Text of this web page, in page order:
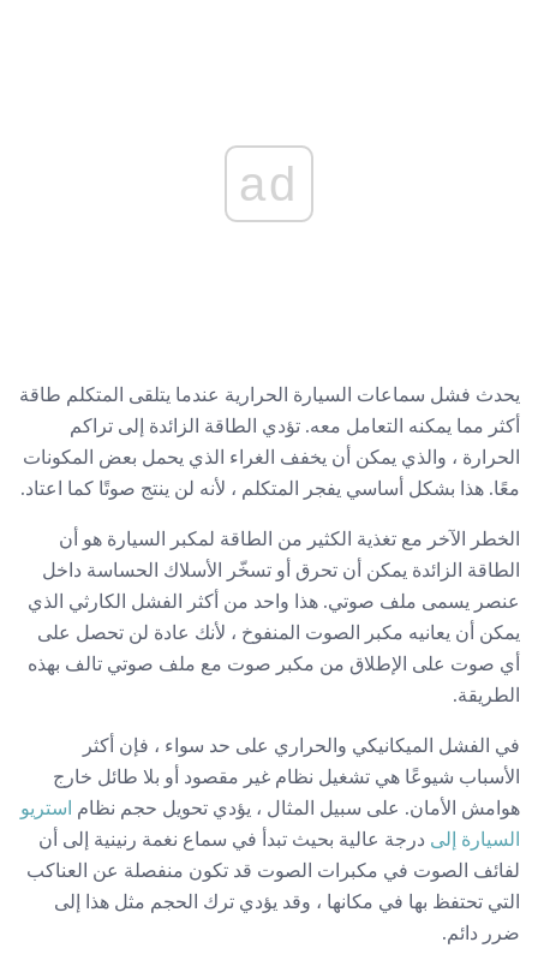
ad
يحدث فشل سماعات السيارة الحرارية عندما يتلقى المتكلم طاقة
أكثر مما يمكنه التعامل معه. تؤدي الطاقة الزائدة إلى تراكم
الحرارة ، والذي يمكن أن يخفف الغراء الذي يحمل بعض المكونات
معًا. هذا بشكل أساسي يفجر المتكلم ، لأنه لن ينتج صوتًا كما اعتاد.
الخطر الآخر مع تغذية الكثير من الطاقة لمكبر السيارة هو أن
الطاقة الزائدة يمكن أن تحرق أو تسخّر الأسلاك الحساسة داخل
عنصر يسمى ملف صوتي. هذا واحد من أكثر الفشل الكارثي الذي
يمكن أن يعانيه مكبر الصوت المنفوخ ، لأنك عادة لن تحصل على
أي صوت على الإطلاق من مكبر صوت مع ملف صوتي تالف بهذه
الطريقة.
في الفشل الميكانيكي والحراري على حد سواء ، فإن أكثر
الأسباب شيوعًا هي تشغيل نظام غير مقصود أو بلا طائل خارج
هوامش الأمان. على سبيل المثال ، يؤدي تحويل حجم نظام استريو
السيارة إلى درجة عالية بحيث تبدأ في سماع نغمة رنينية إلى أن
لفائف الصوت في مكبرات الصوت قد تكون منفصلة عن العناكب
التي تحتفظ بها في مكانها ، وقد يؤدي ترك الحجم مثل هذا إلى
ضرر دائم.